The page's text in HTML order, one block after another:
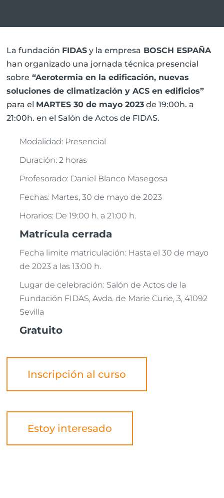
La fundación FIDAS y la empresa BOSCH ESPAÑA
han organizado una jornada técnica presencial
sobre “Aerotermia en la edificación, nuevas
soluciones de climatización y ACS en edificios”
para el MARTES 30 de mayo 2023 de 19:00h. a
21:00h. en el Salón de Actos de FIDAS.
Modalidad: Presencial
Duración: 2 horas
Profesorado: Daniel Blanco Masegosa
Fechas: Martes, 30 de mayo de 2023
Horarios: De 19:00 h. a 21:00 h.
Matrícula cerrada
Fecha limite matriculación: Hasta el 30 de mayo
de 2023 a las 13:00 h.
Lugar de celebración: Salón de Actos de la
Fundación FIDAS, Avda. de Marie Curie, 3, 41092
Sevilla
Gratuito
Inscripción al curso
Estoy interesado